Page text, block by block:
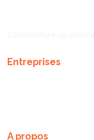
Entreprises
A propos